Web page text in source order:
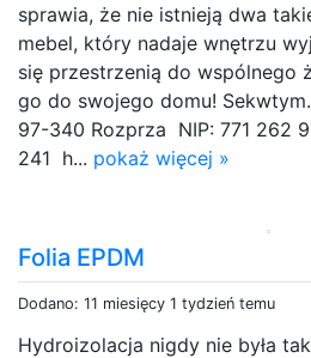
sprawia, że nie istnieją dwa
mebel, który nadaje wnętrzu
się przestrzenią do wspólnego
go do swojego domu!
97-340 Rozprza NIP: 771 262
241 h... pokaż więcej »
Folia EPDM
Dodano: 11 miesięcy 1 tydzień temu
Hydroizolacja nigdy nie była